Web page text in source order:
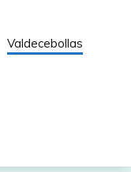
Valdecebollas